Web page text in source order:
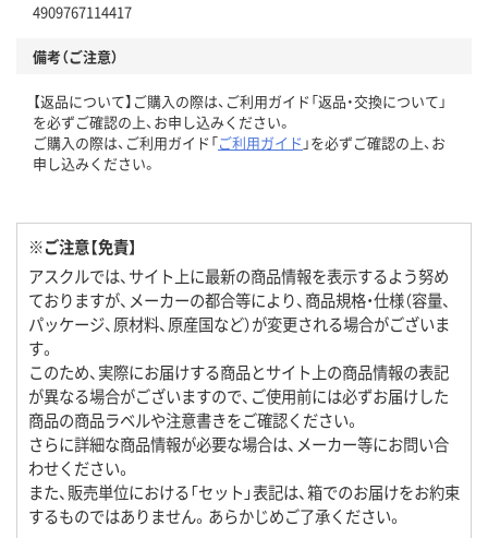
4909767114417
備考（ご注意）
【返品について】ご購入の際は、ご利用ガイド「返品・交換について」
を必ずご確認の上、お申し込みください。
ご購入の際は、ご利用ガイド「ご利用ガイド 」を必ずご確認の上、お
申し込みください。
※ご注意【免責】
アスクルでは、サイト上に最新の商品情報を表示するよう努め
ておりますが、メーカーの都合等により、商品規格・仕様（容量、
パッケージ、原材料、原産国など）が変更される場合がございま
す。
このため、実際にお届けする商品とサイト上の商品情報の表記
が異なる場合がございますので、ご使用前には必ずお届けした
商品の商品ラベルや注意書きをご確認ください。
さらに詳細な商品情報が必要な場合は、メーカー等にお問い合
わせください。
また、販売単位における「セット」表記は、箱でのお届けをお約束
するものではありません。あらかじめご了承ください。